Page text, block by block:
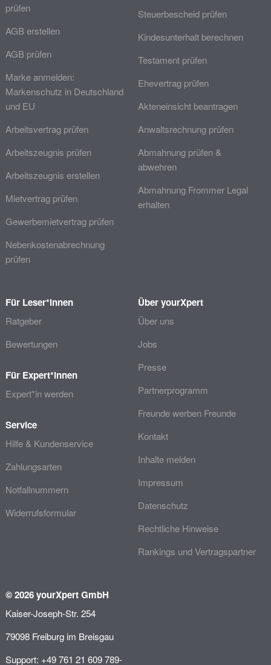
prüfen
AGB erstellen
AGB prüfen
Marke anmelden:
Markenschutz in Deutschland
und EU
Arbeitsvertrag prüfen
Arbeitszeugnis prüfen
Arbeitszeugnis erstellen
Mietvertrag prüfen
Gewerbemietvertrag prüfen
Nebenkostenabrechnung
prüfen
Steuerbescheid prüfen
Kindesunterhalt berechnen
Testament prüfen
Ehevertrag prüfen
Akteneinsicht beantragen
Anwaltsrechnung prüfen
Abmahnung prüfen &
abwehren
Abmahnung Frommer Legal
erhalten
Für Leser*innen
Ratgeber
Bewertungen
Für Expert*innen
Expert*in werden
Service
Hilfe & Kundenservice
Zahlungsarten
Notfallnummern
Widerrufsformular
Über yourXpert
Über uns
Jobs
Presse
Partnerprogramm
Freunde werben Freunde
Kontakt
Inhalte melden
Impressum
Datenschutz
Rechtliche Hinweise
Rankings und Vertragspartner
© 2026 yourXpert GmbH
Kaiser-Joseph-Str. 254
79098 Freiburg im Breisgau
Support: +49 761 21 609 789-